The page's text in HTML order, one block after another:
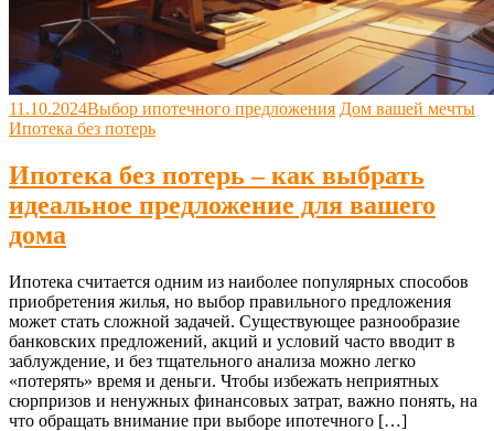
11.10.2024Выбор ипотечного предложения Дом вашей мечты
Ипотека без потерь
Ипотека без потерь – как выбрать
идеальное предложение для вашего
дома
Ипотека считается одним из наиболее популярных способов
приобретения жилья, но выбор правильного предложения
может стать сложной задачей. Существующее разнообразие
банковских предложений, акций и условий часто вводит в
заблуждение, и без тщательного анализа можно легко
«потерять» время и деньги. Чтобы избежать неприятных
сюрпризов и ненужных финансовых затрат, важно понять, на
что обращать внимание при выборе ипотечного […]